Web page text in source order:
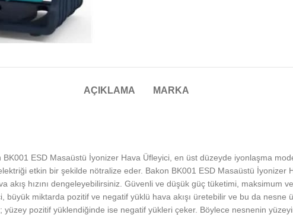
AÇIKLAMA MARKA
ESD Masaüstü İyonizer Hava Üfleyici, en üst düzeyde iyonlaşma
etkin bir şekilde nötralize eder. Bakon BK001 ESD Masaüstü İyonizer
akış hızını dengeleyebilirsiniz. Güvenli ve düşük güç tüketimi, maksimum
büyük miktarda pozitif ve negatif yüklü hava akışı üretebilir ve bu da
yüzey pozitif yüklendiğinde ise negatif yükleri çeker. Böylece nesnenin